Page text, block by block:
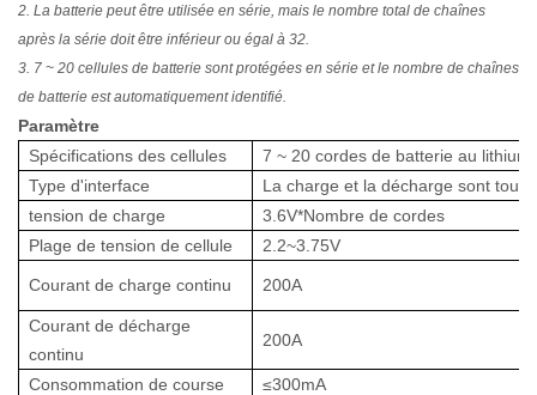
2. La batterie peut être utilisée en série, mais le nombre total de chaînes
après la série doit être inférieur ou égal à 32.
3. 7 ~ 20 cellules de batterie sont protégées en série et le nombre de chaînes
de batterie est automatiquement identifié.
Paramètre
Spécifications des cellules
7 ~ 20 cordes de batterie au lithium
Type d'interface
La charge et la décharge sont
tension de charge
3.6V*Nombre de cordes
Plage de tension de cellule
2.2~3.75V
Courant de charge continu 200A
Courant de décharge
continu
200A
Consommation de course
≤300mA